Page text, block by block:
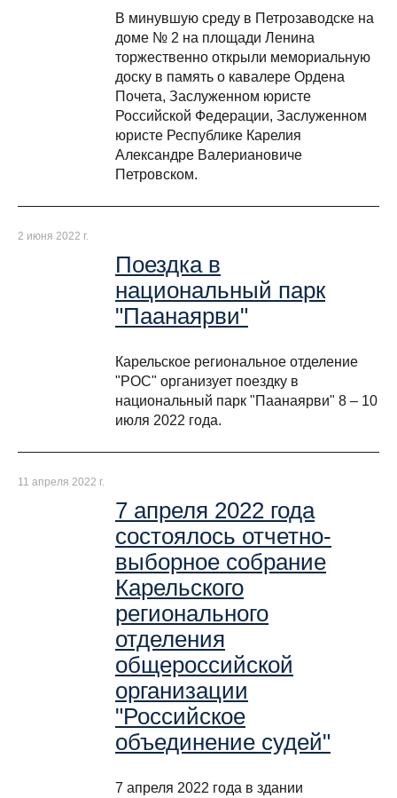
В минувшую среду в Петрозаводске на
доме № 2 на площади Ленина
торжественно открыли мемориальную
доску в память о кавалере Ордена
Почета, Заслуженном юристе
Российской Федерации, Заслуженном
юристе Республике Карелия
Александре Валериановиче
Петровском.
2 июня 2022 г.
Поездка в
национальный парк
"Паанаярви"
Карельское региональное отделение
"РОС" организует поездку в
национальный парк "Паанаярви" 8 – 10
июля 2022 года.
11 апреля 2022 г.
7 апреля 2022 года
состоялось отчетно-
выборное собрание
Карельского
регионального
отделения
общероссийской
организации
"Российское
объединение судей"
7 апреля 2022 года в здании